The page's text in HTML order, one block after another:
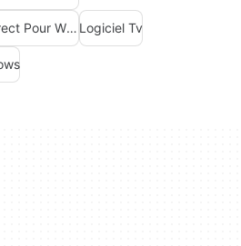
Chaînes De Télévision En Direct Pour Windows Logiciel Tv